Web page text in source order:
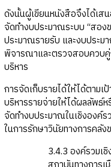
ดังนั้นผู้เขียนหนังสือจึงได้เส
จัดทำงบประมาณระบบ “สอง
ประมาณรายรับ และงบประ
พิจารณาและตรวจสอบควบ
บริหาร
การจัดเก็บรายได้ให้ได้ตาม
บริหารรายจ่ายให้ได้ผลลัพธ์
จัดทำงบประมาณในเชิงองค์
ในการรักษาวินัยทางการคลัง
3.4.3 องค์รวมเ